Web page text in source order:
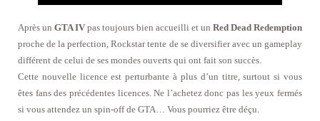
Après un GTA IV pas toujours bien accueilli et un Red Dead Redemption
proche de la perfection, Rockstar tente de se diversifier avec un gameplay
différent de celui de ses mondes ouverts qui ont fait son succès.
Cette nouvelle licence est perturbante à plus d’un titre, surtout si vous
êtes fans des précédentes licences. Ne l’achetez donc pas les yeux fermés
si vous attendez un spin-off de GTA… Vous pourriez être déçu.